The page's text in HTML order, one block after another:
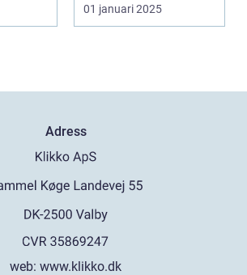
01 januari 2025
Adress
web: www.klikko.dk